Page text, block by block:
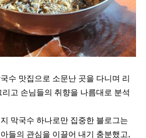
수 맛집으로 소문난 곳을 다니며 리
고 손님들의 취향을 나름대로 분석
막국수 하나로만 집중한 블로그는
들의 관심을 이끌어 내기 충분했고,